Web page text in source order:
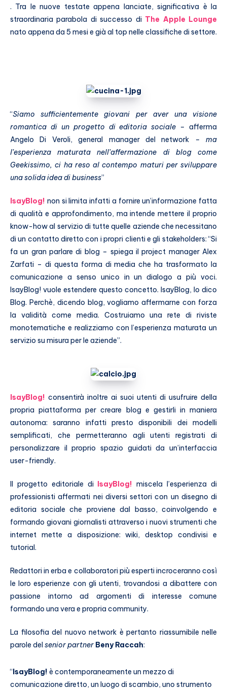
. Tra le nuove testate appena lanciate, significativa è la
straordinaria parabola di successo di The Apple Lounge
nato appena da 5 mesi e già al top nelle classifiche di settore.
“Siamo sufficientemente giovani per aver una visione
romantica di un progetto di editoria sociale – afferma
Angelo Di Veroli, general manager del network – ma
l’esperienza maturata nell’affermazione di blog come
Geekissimo, ci ha reso al contempo maturi per sviluppare
una solida idea di business”
IsayBlog! non si limita infatti a fornire un’informazione fatta
di qualità e approfondimento, ma intende mettere il proprio
know-how al servizio di tutte quelle aziende che necessitano
di un contatto diretto con i propri clienti e gli stakeholders: “Si
fa un gran parlare di blog – spiega il project manager Alex
Zarfati – di questa forma di media che ha trasformato la
comunicazione a senso unico in un dialogo a più voci.
IsayBlog! vuole estendere questo concetto. IsayBlog, Io dico
Blog. Perchè, dicendo blog, vogliamo affermarne con forza
la validità come media. Costruiamo una rete di riviste
monotematiche e realizziamo con l’esperienza maturata un
servizio su misura per le aziende”.
IsayBlog! consentirà inoltre ai suoi utenti di usufruire della
propria piattaforma per creare blog e gestirli in maniera
autonoma: saranno infatti presto disponibili dei modelli
semplificati, che permetteranno agli utenti registrati di
personalizzare il proprio spazio guidati da un’interfaccia
user-friendly.
Il progetto editoriale di IsayBlog! miscela l’esperienza di
professionisti affermati nei diversi settori con un disegno di
editoria sociale che proviene dal basso, coinvolgendo e
formando giovani giornalisti attraverso i nuovi strumenti che
internet mette a disposizione: wiki, desktop condivisi e
tutorial.
Redattori in erba e collaboratori più esperti incroceranno così
le loro esperienze con gli utenti, trovandosi a dibattere con
passione intorno ad argomenti di interesse comune
formando una vera e propria community.
La filosofia del nuovo network è pertanto riassumibile nelle
parole delsenior partner Beny Raccah:
“ IsayBlog! è contemporaneamente un mezzo di
comunicazione diretto, un luogo di scambio, uno strumento